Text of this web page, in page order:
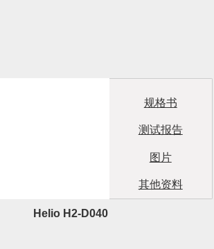
规格书
测试报告
图片
其他资料
Helio H2-D040